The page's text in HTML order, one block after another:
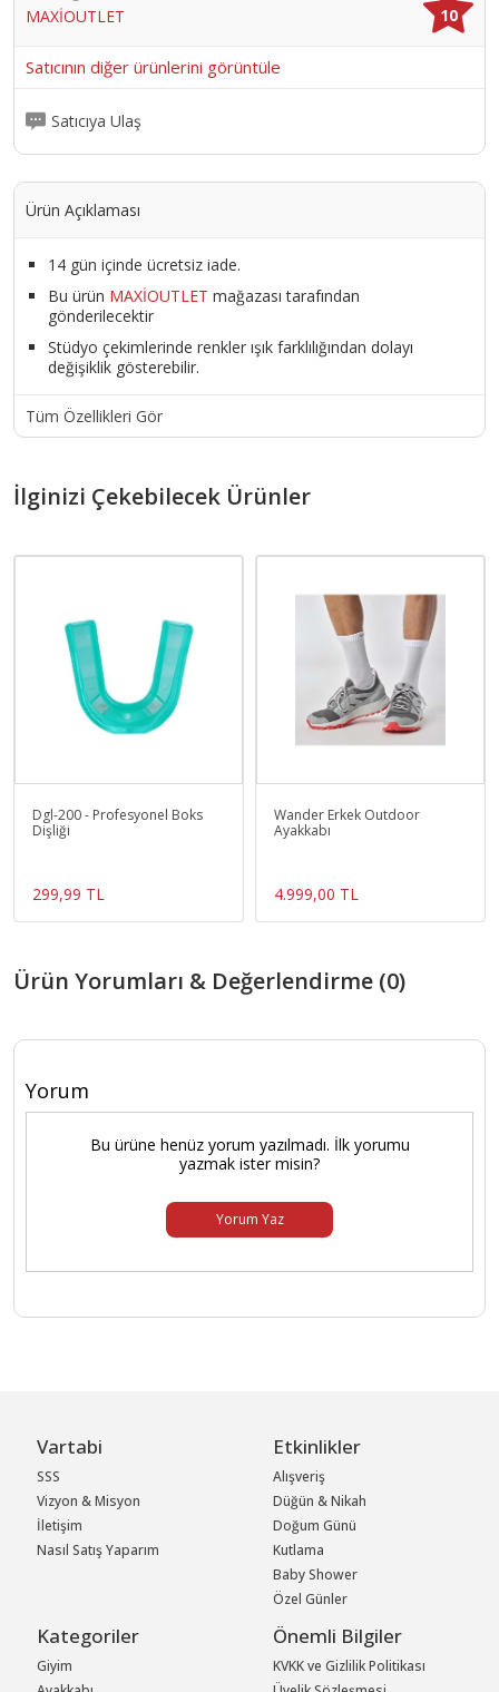
MAXİOUTLET
10
Satıcının diğer ürünlerini görüntüle
Satıcıya Ulaş
Ürün Açıklaması
14 gün içinde ücretsiz iade.
Bu ürün MAXİOUTLET mağazası tarafından
gönderilecektir
Stüdyo çekimlerinde renkler ışık farklılığından dolayı
değişiklik gösterebilir.
Tüm Özellikleri Gör
İlginizi Çekebilecek Ürünler
Dgl-200 - Profesyonel Boks
Dişliği
299,99 TL
Wander Erkek Outdoor
Ayakkabı
4.999,00 TL
Ürün Yorumları & Değerlendirme (0)
Yorum
Bu ürüne henüz yorum yazılmadı. İlk yorumu
yazmak ister misin?
Yorum Yaz
Vartabi
SSS
Vizyon & Misyon
İletişim
Nasıl Satış Yaparım
Etkinlikler
Alışveriş
Düğün & Nikah
Doğum Günü
Kutlama
Baby Shower
Özel Günler
Kategoriler
Giyim
Önemli Bilgiler
KVKK ve Gizlilik Politikası